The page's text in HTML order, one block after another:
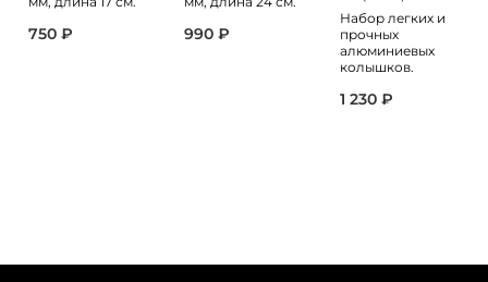
750 ₽ 990 ₽
Набор легких и
прочных
алюминиевых
колышков.
1 230 ₽